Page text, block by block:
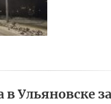
в Ульяновске